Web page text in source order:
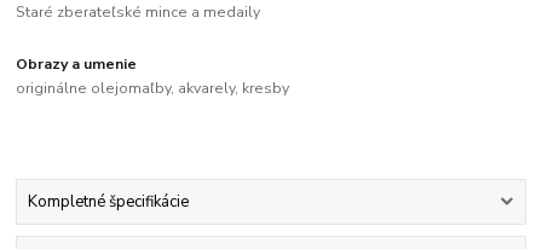
Staré zberateľské mince a medaily
Obrazy a umenie
originálne olejomaľby, akvarely, kresby
Kompletné špecifikácie